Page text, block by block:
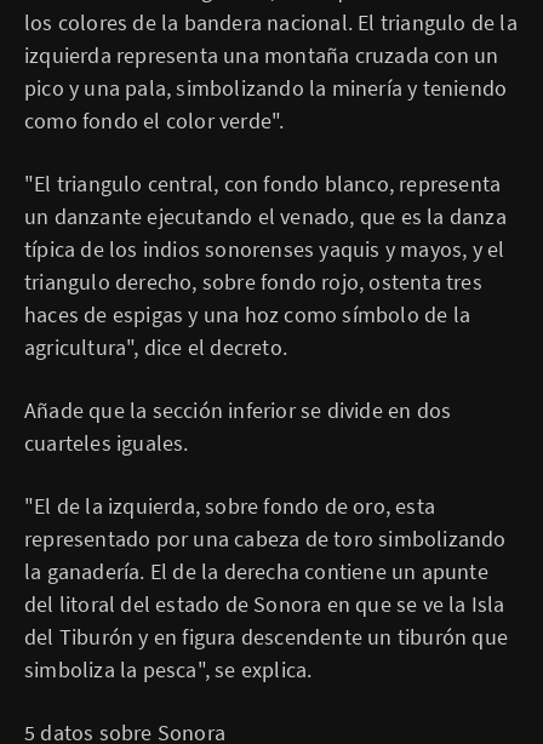
los colores de la bandera nacional. El triangulo de la
izquierda representa una montaña cruzada con un
pico y una pala, simbolizando la minería y teniendo
como fondo el color verde".
"El triangulo central, con fondo blanco, representa
un danzante ejecutando el venado, que es la danza
típica de los indios sonorenses yaquis y mayos, y el
triangulo derecho, sobre fondo rojo, ostenta tres
haces de espigas y una hoz como símbolo de la
agricultura", dice el decreto.
Añade que la sección inferior se divide en dos
cuarteles iguales.
"El de la izquierda, sobre fondo de oro, esta
representado por una cabeza de toro simbolizando
la ganadería. El de la derecha contiene un apunte
del litoral del estado de Sonora en que se ve la Isla
del Tiburón y en figura descendente un tiburón que
simboliza la pesca", se explica.
5 datos sobre Sonora